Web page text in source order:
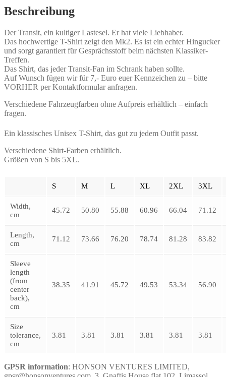
möglich
Beschreibung
Der Transit, ein kultiger Lastesel. Er hat viele Liebhaber.
Das hochwertige T-Shirt zeigt den Mk2. Es ist ein echter Hingucker
und sorgt garantiert für Gesprächsstoff beim nächsten Klassiker-
Treffen.
Das Shirt, das jeder Transit-Fan im Schrank haben sollte.
Auf Wunsch fügen wir für 7,- Euro euer Kennzeichen zu – bitte
VORHER per Kontaktformular anfragen.
Verschiedene Fahrzeugfarben ohne Aufpreis erhältlich – einfach
fragen.
Ein klassisches Unisex T-Shirt, das gut zu jedem Outfit passt.
Verschiedene Shirt-Farben erhältlich.
Größen von S bis 5XL.
S M L XL 2XL 3XL
Width,
cm
45.72 50.80 55.88 60.96 66.04 71.12
Length,
cm
71.12 73.66 76.20 78.74 81.28 83.82
Sleeve
length
(from
center
back),
cm
38.35 41.91 45.72 49.53 53.34 56.90
Size
tolerance,
cm
3.81 3.81 3.81 3.81 3.81 3.81
GPSR information: HONSON VENTURES LIMITED,